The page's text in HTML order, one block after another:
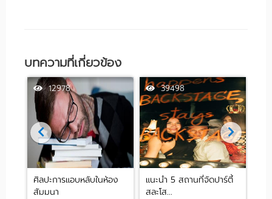
บทความที่เกี่ยวข้อง
12978
ศิลปะการแอบหลับในห้อง
สัมมนา
39498
แนะนำ 5 สถานที่จัดปาร์ตี้
สละโส...